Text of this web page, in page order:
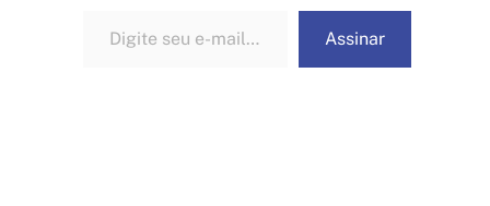
Assinar